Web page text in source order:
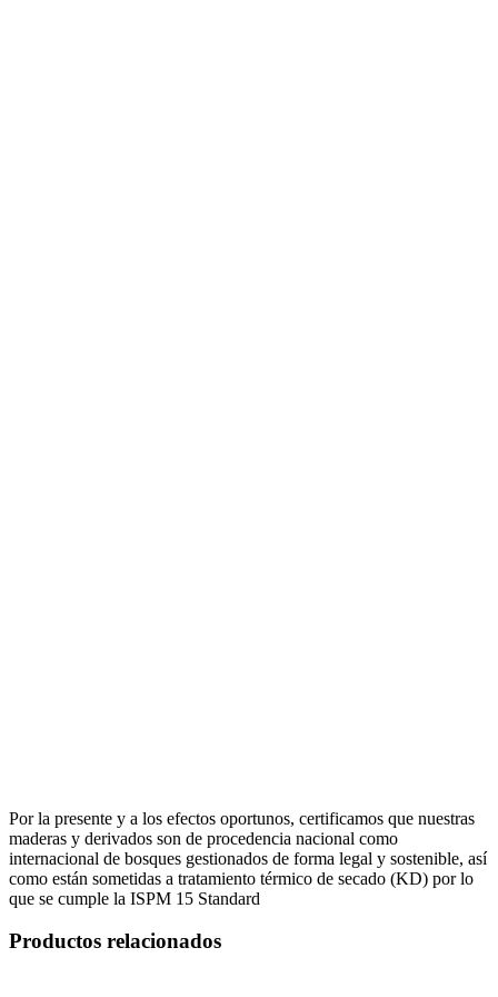
Por la presente y a los efectos oportunos, certificamos que nuestras
maderas y derivados son de procedencia nacional como
internacional de bosques gestionados de forma legal y sostenible, así
como están sometidas a tratamiento térmico de secado (KD) por lo
que se cumple la ISPM 15 Standard
Productos relacionados